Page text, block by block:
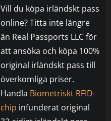
Vill du köpa irländskt pass
online? Titta inte längre
än Real Passports LLC för
att ansöka och köpa 100%
original irländskt pass till
överkomliga priser.
Handla Biometriskt RFID-
chip infunderat original